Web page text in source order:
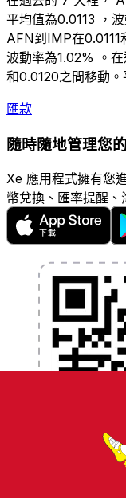
平均值為0.0113 ，
AFN到IMP在0.0111
波動率為1.02% 。
和0.0120之間移動。
匯款
隨時隨地管理您
Xe 應用程式擁有您
幣兌換、匯率提醒、